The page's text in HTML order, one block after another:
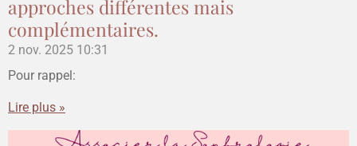
approches différentes mais
complémentaires.
2 nov. 2025 10:31
Pour rappel:
Lire plus »